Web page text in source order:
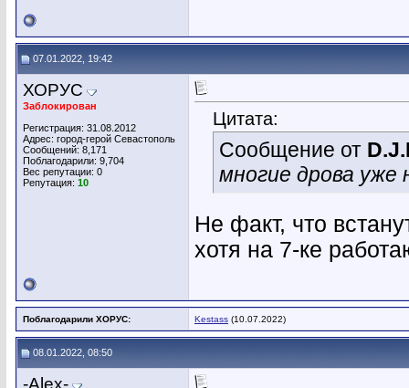
07.01.2022, 19:42
ХОРУС
Заблокирован
Регистрация: 31.08.2012
Адрес: город-герой Севастополь
Сообщений: 8,171
Поблагодарили: 9,704
Вес репутации: 0
Репутация: 10
Цитата:
Сообщение от
многие дрова уже
Не факт, что
хотя на 7-ке
Поблагодарили ХОРУС: Kestass (10.07.2022)
08.01.2022, 08:50
-Alex-